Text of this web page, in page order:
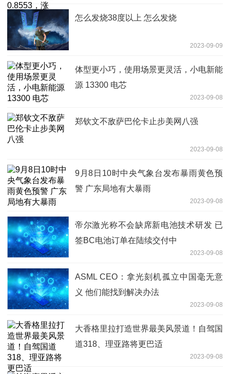
怎么发烧38度以上 怎么发烧
2023-09-09
体型更小巧，使用场景更灵活，小电新能
源 13300 电芯
2023-09-08
郑钦文不敌萨巴伦卡止步美网八强
2023-09-08
9月8日10时中央气象台发布暴雨黄色预
警 广东局地有大暴雨
2023-09-08
帝尔激光称不会缺席新电池技术研发 已
签BC电池订单在陆续交付中
2023-09-08
ASML CEO：拿光刻机孤立中国毫无意
义 他们能找到解决办法
2023-09-08
大香格里拉打造世界最美风景道！自驾国
道318、理亚路将更巴适
2023-09-08